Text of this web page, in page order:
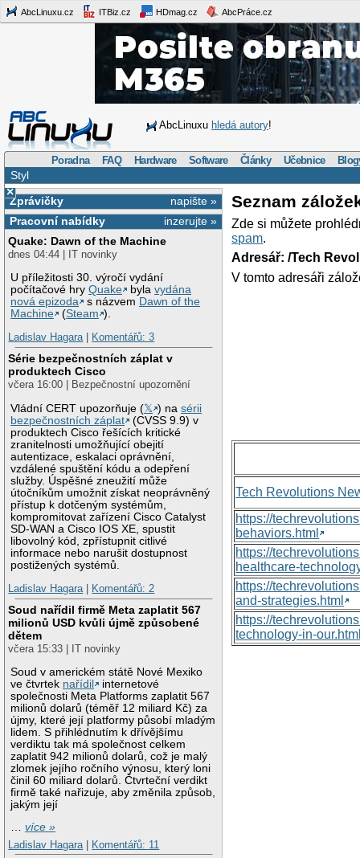
AbcLinuxu.cz ITBiz.cz HDmag.cz AbcPráce.cz
AbcLinuxu hledá autory!
Poradna FAQ Hardware Software Články Učebnice
Styl
×
napište »
Zprávičky
inzerujte »
Pracovní nabídky
Quake: Dawn of the Machine
dnes 04:44 | IT novinky
U příležitosti 30. výročí vydání
počítačové hryQuake bylavydána
nová epizoda
s názvem Dawn of the
Machine
(Steam ).
Ladislav Hagara| Komentářů: 3
Série bezpečnostních záplat v
produktech Cisco
včera 16:00 | Bezpečnostní upozornění
Vládní CERT upozorňuje (𝕏 ) nasérii
bezpečnostních záplat
(CVSS 9.9) v
produktech Cisco řešících kritické
zranitelnosti umožňující obejití
autentizace, eskalaci oprávnění,
vzdálené spuštění kódu a odepření
služby. Úspěšné zneužití může
útočníkům umožnit získat neoprávněný
přístup k dotčeným systémům,
kompromitovat zařízení Cisco Catalyst
SD-WAN a Cisco IOS XE, spustit
libovolný kód, zpřístupnit citlivé
informace nebo narušit dostupnost
postižených systémů.
Ladislav Hagara| Komentářů: 2
Soud nařídil firmě Meta zaplatit 567
milionů USD kvůli újmě způsobené
dětem
včera 15:33 | IT novinky
Soud v americkém státě Nové Mexiko
ve čtvrtek nařídil
internetové
společnosti Meta Platforms zaplatit 567
milionů dolarů (téměř 12 miliard Kč) za
újmy, které její platformy působí mladým
lidem. S přihlédnutím k dřívějšímu
verdiktu tak má společnost celkem
zaplatit 942 milionů dolarů, což je malý
zlomek jejího ročního výnosu, který loni
činil 60 miliard dolarů. Čtvrteční verdikt
firmě také nařizuje, aby změnila způsob,
jakým její
…více »
Ladislav Hagara
Komentářů: 11
Seznam
Zde si můžete
spam.
Adresář: /Tech
V tomto adresáři
Tech Revolutions
https://
behaviors.html
https://
healthcare-
https://
and-strategies.html
https://
technology-in-